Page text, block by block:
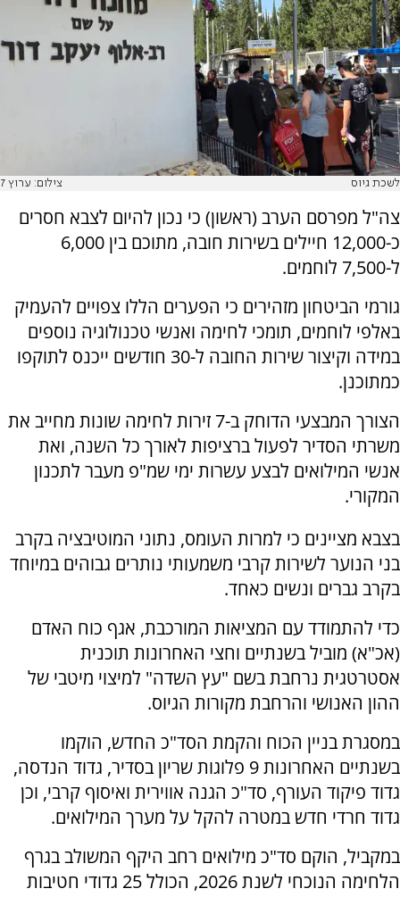
לשכת גיוס צילום: ערוץ 7
צה"ל מפרסם הערב (ראשון) כי נכון להיום לצבא חסרים
כ-12,000 חיילים בשירות חובה, מתוכם בין 6,000
ל-7,500 לוחמים.
גורמי הביטחון מזהירים כי הפערים הללו צפויים להעמיק
באלפי לוחמים, תומכי לחימה ואנשי טכנולוגיה נוספים
במידה וקיצור שירות החובה ל-30 חודשים ייכנס לתוקפו
כמתוכנן.
הצורך המבצעי הדוחק ב-7 זירות לחימה שונות מחייב את
משרתי הסדיר לפעול ברציפות לאורך כל השנה, ואת
אנשי המילואים לבצע עשרות ימי שמ"פ מעבר לתכנון
המקורי.
בצבא מציינים כי למרות העומס, נתוני המוטיבציה בקרב
בני הנוער לשירות קרבי משמעותי נותרים גבוהים במיוחד
בקרב גברים ונשים כאחד.
כדי להתמודד עם המציאות המורכבת, אגף כוח האדם
(אכ"א) מוביל בשנתיים וחצי האחרונות תוכנית
אסטרטגית נרחבת בשם "עץ השדה" למיצוי מיטבי של
ההון האנושי והרחבת מקורות הגיוס.
במסגרת בניין הכוח והקמת הסד"כ החדש, הוקמו
בשנתיים האחרונות 9 פלוגות שריון בסדיר, גדוד הנדסה,
גדוד פיקוד העורף, סד"כ הגנה אווירית ואיסוף קרבי, וכן
גדוד חרדי חדש במטרה להקל על מערך המילואים.
במקביל, הוקם סד"כ מילואים רחב היקף המשולב בגרף
הלחימה הנוכחי לשנת 2026, הכולל 25 גדודי חטיבות